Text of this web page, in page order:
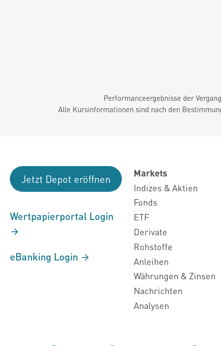
Performanceergebnisse der
Alle Kursinformationen sind nach den
Jetzt Depot eröffnen
Wertpapierportal Login
eBanking Login
Markets
Indizes & Aktien
Fonds
ETF
Derivate
Rohstoffe
Anleihen
Währungen & Zinsen
Nachrichten
Analysen